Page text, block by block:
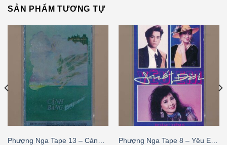
SẢN PHẨM TƯƠNG TỰ
Phượng Nga Tape 13 – Cánh
Phượng Nga Tape 8 – Yêu Em